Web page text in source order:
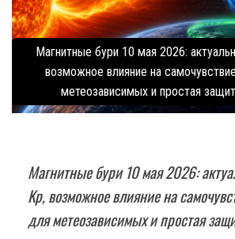
Магнитные бури 10 мая 2026:
возможное влияние на
метеозависимых и простая
Магнитные бури 10 мая 2026:
Kp, возможное влияние на
для метеозависимых и простая